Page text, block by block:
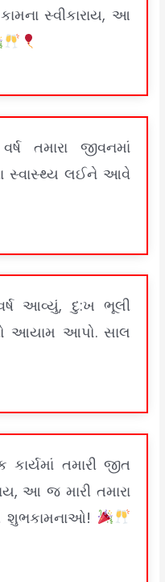
સ્વીકારાય, આ
તમારા જીવનમાં
સ્વાસ્થ્ય લઈને આવે
આવ્યું, દુ:ખ ભૂલી
આયામ આપો. સાલ
તમારી જીત
આ જ મારી તમારા
શુભકામનાઓ!